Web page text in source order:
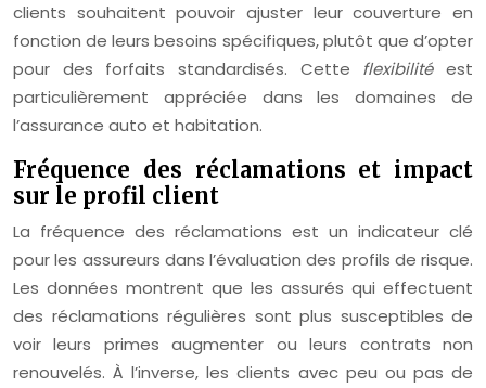
clients souhaitent pouvoir ajuster leur couverture en
fonction de leurs besoins spécifiques, plutôt que d’opter
pour des forfaits standardisés. Cette flexibilitéest
particulièrement appréciée dans les domaines de
l’assurance auto et habitation.
Fréquence des réclamations et impact
sur le profil client
La fréquence des réclamations est un indicateur clé
pour les assureurs dans l’évaluation des profils de risque.
Les données montrent que les assurés qui effectuent
des réclamations régulières sont plus susceptibles de
voir leurs primes augmenter ou leurs contrats non
renouvelés. À l’inverse, les clients avec peu ou pas de